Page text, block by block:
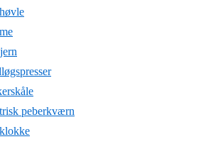
peberkværn